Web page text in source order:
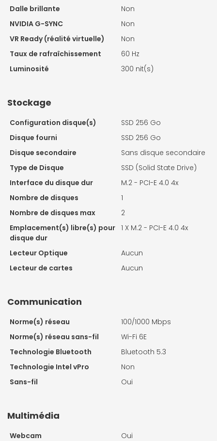
Dalle brillante
Non
NVIDIA G-SYNC
Non
VR Ready (réalité virtuelle)
Non
Taux de rafraîchissement
60 Hz
Luminosité
300 nit(s)
Stockage
Configuration disque(s)
SSD 256 Go
Disque fourni
SSD 256 Go
Disque secondaire
Sans disque secondaire
Type de Disque
SSD (Solid State Drive)
Interface du disque dur
M.2 - PCI-E 4.0 4x
Nombre de disques
1
Nombre de disques max
2
Emplacement(s) libre(s) pour
disque dur
1 X M.2 - PCI-E 4.0 4x
Lecteur Optique
Aucun
Lecteur de cartes
Aucun
Communication
Norme(s) réseau
100/1000 Mbps
Norme(s) réseau sans-fil
Wi-Fi 6E
Technologie Bluetooth
Bluetooth 5.3
Technologie Intel vPro
Non
Sans-fil
Oui
Multimédia
Webcam
Oui